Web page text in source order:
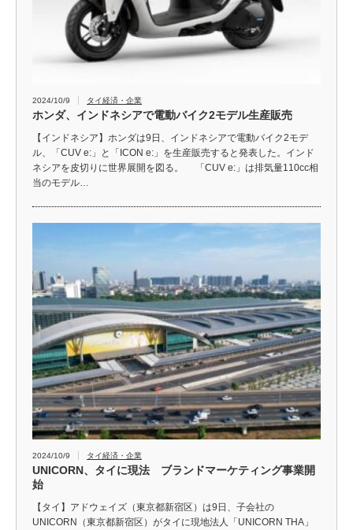
2024/10/9 タイ経済・企業
ホンダ、インドネシアで電動バイク2モデル生産販売
【インドネシア】ホンダは9日、インドネシアで電動バイク2モデ
ル、「CUV e:」と「ICON e:」を生産販売すると発表した。インド
ネシアを皮切りに世界展開を図る。 「CUV e:」は排気量110cc相
当のモデル…
2024/10/9 タイ経済・企業
UNICORN、タイに現法 ブランドマーケティング事業開
始
【タイ】アドウェイズ（東京都新宿区）は9日、子会社の
UNICORN（東京都新宿区）がタイに現地法人「UNICORN THA」